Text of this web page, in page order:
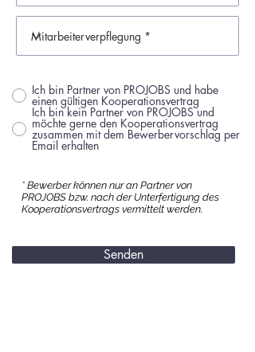
Ich bin Partner von PROJOBS und habe
einen gültigen Kooperationsvertrag
Ich bin kein Partner von PROJOBS und
möchte gerne den Kooperationsvertrag
zusammen mit dem Bewerbervorschlag per
Email erhalten
* Bewerber können nur an Partner von
PROJOBS bzw. nach der Unterfertigung des
Kooperationsvertrags vermittelt werden.
Senden